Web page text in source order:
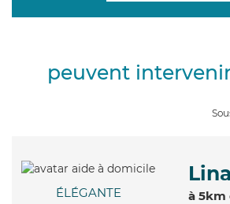
peuvent
ÉLÉGANTE à 5km